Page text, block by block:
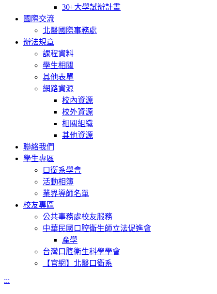
30+大學試辦計畫
國際交流
北醫國際事務處
辦法規章
課程資料
學生相關
其他表單
網路資源
校內資源
校外資源
相關組織
其他資源
聯絡我們
學生專區
口衛系學會
活動相簿
業界導師名單
校友專區
公共事務處校友服務
中華民國口腔衛生師立法促進會
產學
台灣口腔衛生科學學會
【官網】北醫口衛系
:::